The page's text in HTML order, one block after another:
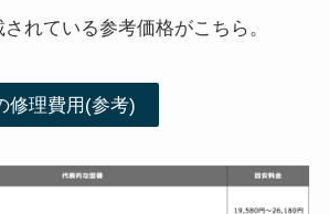
されている参考価格がこちら。
修理費用(参考)